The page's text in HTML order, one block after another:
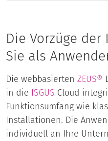
Die Vorzüge der
Sie als
Die webbasierten ZEUS®
in die ISGUS Cloud
Funktionsumfang wie
Installationen. Die
individuell an Ihre